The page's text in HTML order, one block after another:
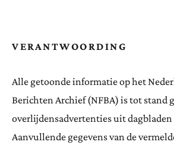
VERANTWOORDING
Alle getoonde informatie op het
Berichten Archief (NFBA) is tot stand
overlijdensadvertenties uit
Aanvullende gegevens van de